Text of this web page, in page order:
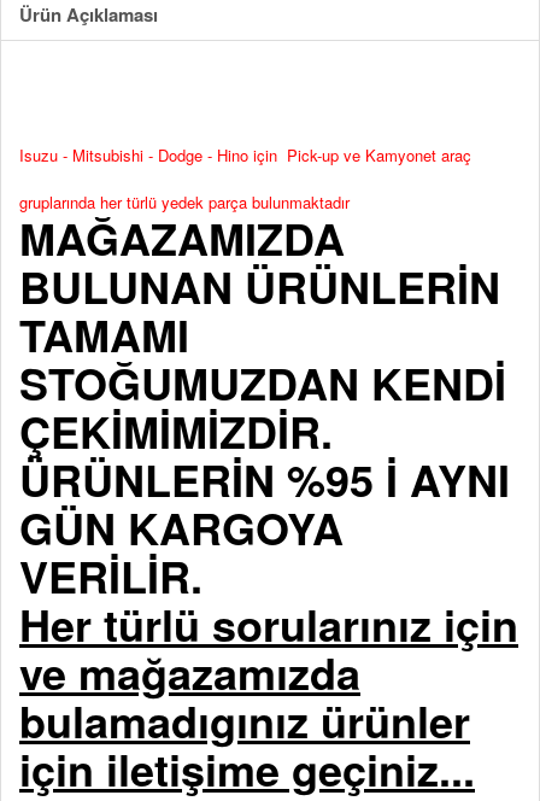
Ürün Açıklaması
Isuzu - Mitsubishi - Dodge - Hino için Pick-up ve Kamyonet araç
gruplarında her türlü yedek parça bulunmaktadır
MAĞAZAMIZDA
BULUNAN ÜRÜNLERİN
TAMAMI
STOĞUMUZDAN KENDİ
ÇEKİMİMİZDİR.
ÜRÜNLERİN %95 İ AYNI
GÜN KARGOYA
VERİLİR.
Her türlü sorularınız için
ve mağazamızda
bulamadıgınız ürünler
için iletişime geçiniz...